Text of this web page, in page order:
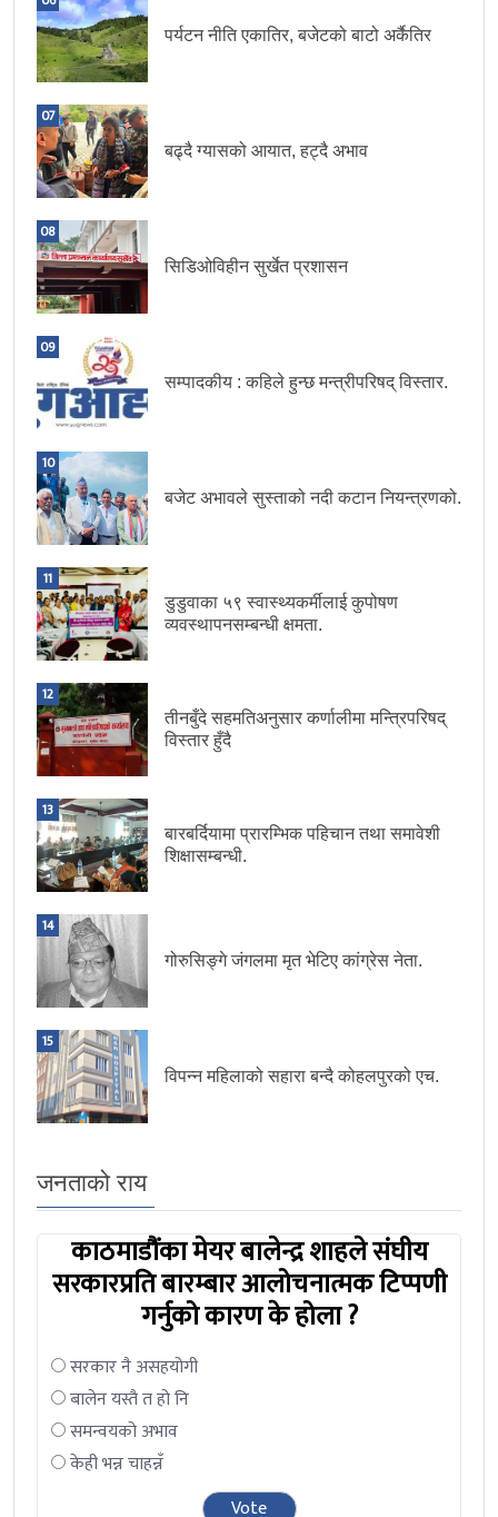
पर्यटन नीति एकातिर, बजेटको बाटो अर्कैतिर
07
बढ्दै ग्यासको आयात, हट्दै अभाव
08
सिडिओविहीन सुर्खेत प्रशासन
09
सम्पादकीय : कहिले हुन्छ मन्त्रीपरिषद् विस्तार.
10
बजेट अभावले सुस्ताको नदी कटान नियन्त्रणको.
11
डुडुवाका ५९ स्वास्थ्यकर्मीलाई कुपोषण
व्यवस्थापनसम्बन्धी क्षमता.
12
तीनबुँदे सहमतिअनुसार कर्णालीमा मन्त्रिपरिषद्
विस्तार हुँदै
13
बारबर्दियामा प्रारम्भिक पहिचान तथा समावेशी
शिक्षासम्बन्धी.
14
गोरुसिङ्गे जंगलमा मृत भेटिए कांग्रेस नेता.
15
विपन्न महिलाको सहारा बन्दै कोहलपुरको एच.
जनताको राय
काठमाडौंका मेयर बालेन्द्र शाहले संघीय
सरकारप्रति बारम्बार आलोचनात्मक टिप्पणी
गर्नुको कारण के होला ?
सरकार नै असहयोगी
बालेन यस्तै त हो नि
समन्वयको अभाव
केही भन्न चाहन्नँ